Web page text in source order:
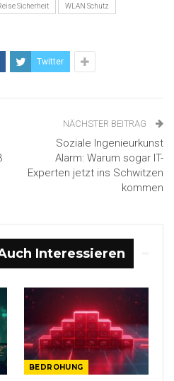
Sicherheit WLAN Schutz
Twitter
NÄCHSTER BEITRAG
Soziale Ingenieurkunst
Alarm: Warum sogar IT-
Experten jetzt ins Schwitzen
kommen
Interessieren
BEDROHUNG